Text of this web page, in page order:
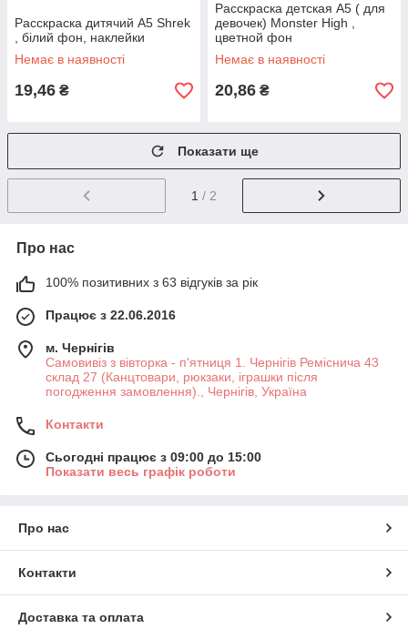
Расскраска дитячий А5 Shrek
, білий фон, наклейки
Немає в наявності
19,46 ₴
Расскраска детская А5 ( для
девочек) Monster High ,
цветной фон
Немає в наявності
20,86 ₴
Показати ще
1 / 2
Про нас
100% позитивних з 63 відгуків за рік
Працює з 22.06.2016
м. Чернігів
Самовивіз з вівторка - п'ятниця 1. Чернігів Реміснича 43
склад 27 (Канцтовари, рюкзаки, іграшки після
погодження замовлення)., Чернігів, Україна
Контакти
Сьогодні працює з 09:00 до 15:00
Показати весь графік роботи
Про нас
Контакти
Доставка та оплата